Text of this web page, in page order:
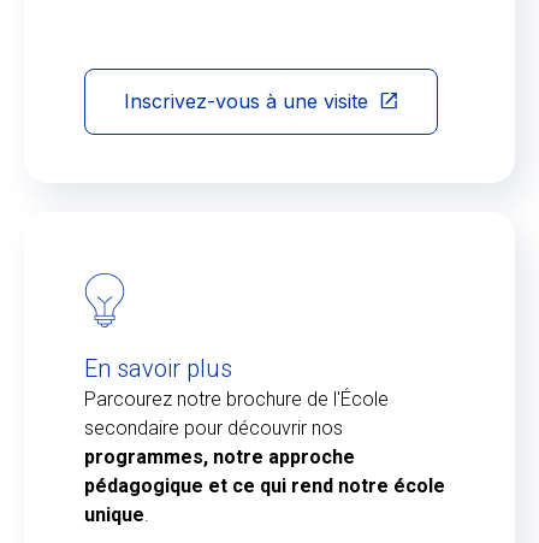
Inscrivez-vous à une visite
En savoir plus
Parcourez notre brochure de l'École
secondaire pour découvrir nos
programmes, notre approche
pédagogique et ce qui rend notre école
unique.